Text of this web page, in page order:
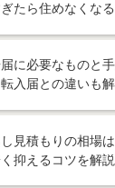
たら住めなくなる
に必要なものと
入届との違いも
見積もりの相場
抑えるコツを解説